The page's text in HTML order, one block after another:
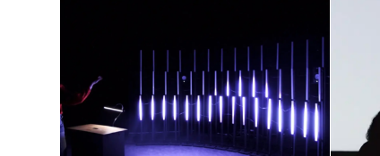
Interactiva: Siente
la magia en tus
manos